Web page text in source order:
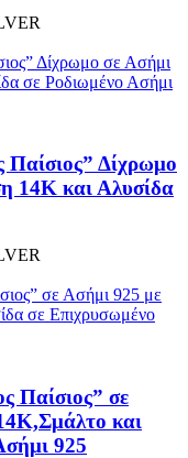
Παίσιος” Δίχρωμο
14Κ και Αλυσίδα
Παίσιος” σε
και
925